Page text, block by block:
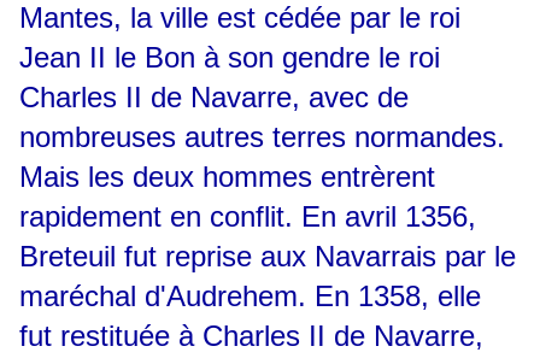
Mantes, la ville est cédée par le roi
Jean II le Bon à son gendre le roi
Charles II de Navarre, avec de
nombreuses autres terres normandes.
Mais les deux hommes entrèrent
rapidement en conflit. En avril 1356,
Breteuil fut reprise aux Navarrais par le
maréchal d'Audrehem. En 1358, elle
fut restituée à Charles II de Navarre,